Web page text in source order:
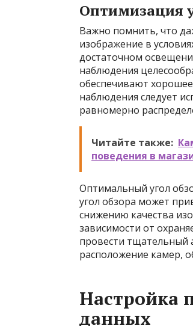
Оптимизация
Важно помнить, что
изображение в
достаточном
наблюдения
обеспечивают
наблюдения следует
равномерно
Читайте также:
поведения в
Оптимальный угол
угол обзора может
снижению качества
зависимости от
провести тщательный
расположение камер,
Настройка
данных